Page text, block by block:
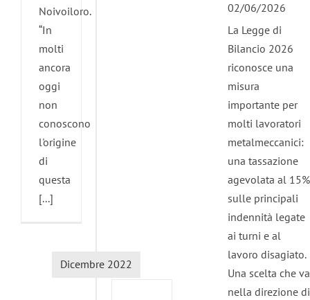
Noivoiloro.
“In
molti
ancora
oggi
non
conoscono
l'origine
di
questa
[...]
Dicembre 2022
Manovra
dicembre
notturno,
festivi e
turni. A
chi spetta
02/06/2026
La Legge di
Bilancio 2026
riconosce una
misura
importante per
molti lavoratori
metalmeccanici:
una tassazione
agevolata al 15%
sulle principali
indennità legate
ai turni e al
lavoro disagiato.
Una scelta che va
nella direzione di